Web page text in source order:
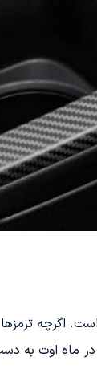
اگرچه
در ماه اوت